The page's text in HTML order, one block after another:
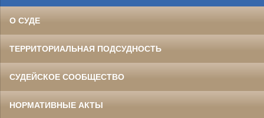
О СУДЕ
ТЕРРИТОРИАЛЬНАЯ ПОДСУДНОСТЬ
СУДЕЙСКОЕ СООБЩЕСТВО
НОРМАТИВНЫЕ АКТЫ